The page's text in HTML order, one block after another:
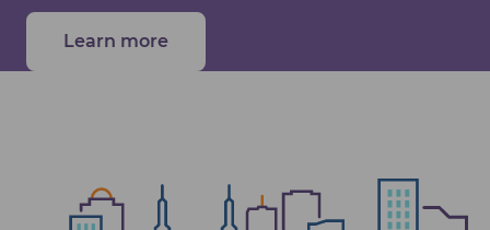
Learn more